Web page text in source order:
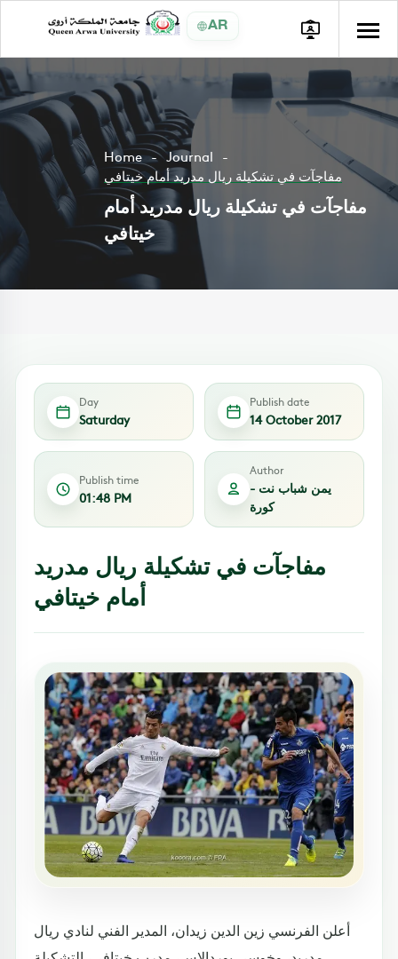
AR
Home
Journal
مفاجآت في تشكيلة ريال مدريد أمام خيتافي
مفاجآت في تشكيلة ريال مدريد أمام
خيتافي
Day
Saturday
Publish date
14 October 2017
Publish time
01:48 PM
Author
يمن شباب نت -
كورة
مفاجآت في تشكيلة ريال مدريد
أمام خيتافي
أعلن الفرنسي زين الدين زيدان، المدير الفني لنادي ريال